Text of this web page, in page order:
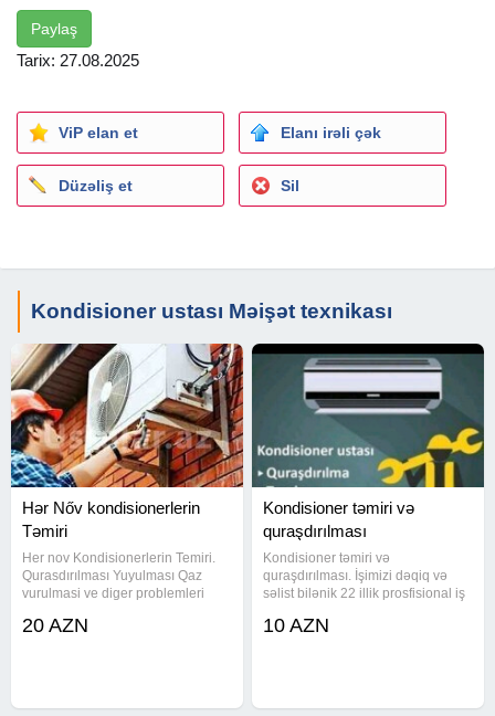
zamanetle isinizi gorek..
whatsaplada yaza bilersiz
Kondisionerlərin çəkilməsində istifadə olunan materiallara
• Mis boru
• İzolyasiya
• Elektik naqili
• Plastik borular
• İzolyasiya bandı
Paylaş
Tarix: 27.08.2025
ViP elan et Elanı irəli çək
Düzəliş et Sil
Kondisioner ustası Məişət texnikası
Hər Nőv kondisionerlerin
Təmiri
Her nov Kondisionerlerin Temiri.
Qurasdırılması Yuyulması Qaz
vurulmasi ve diger problemleri
20 AZN
Kondisioner təmiri və
quraşdırılması
Kondisioner təmiri və
quraşdırılması. İşimizi dəqiq və
səlist bilənik 22 illik prosfisional iş
10 AZN